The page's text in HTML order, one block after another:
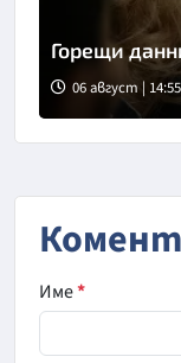
Снимка: БГНЕС
Горещи
06 август | 14:55
Име*